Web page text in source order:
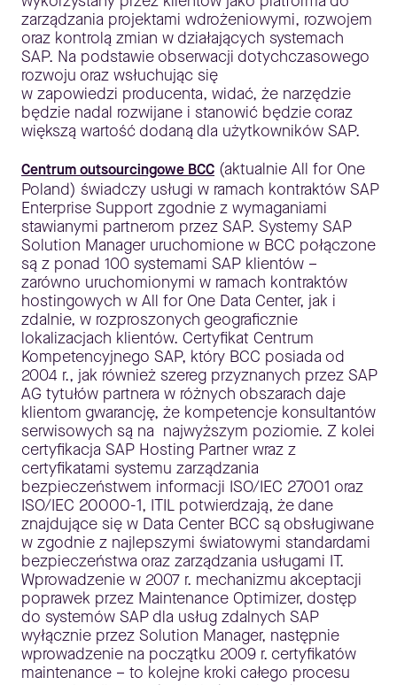
zarządzania projektami wdrożeniowymi, rozwojem
oraz kontrolą zmian w działających systemach
SAP. Na podstawie obserwacji dotychczasowego
rozwoju oraz wsłuchując się
w zapowiedzi producenta, widać, że narzędzie
będzie nadal rozwijane i stanowić będzie coraz
większą wartość dodaną dla użytkowników SAP.
Centrum outsourcingowe BCC (aktualnie All for One
Poland) świadczy usługi w ramach kontraktów SAP
Enterprise Support zgodnie z wymaganiami
stawianymi partnerom przez SAP. Systemy SAP
Solution Manager uruchomione w BCC połączone
są z ponad 100 systemami SAP klientów –
zarówno uruchomionymi w ramach kontraktów
hostingowych w All for One Data Center, jak i
zdalnie, w rozproszonych geograficznie
lokalizacjach klientów. Certyfikat Centrum
Kompetencyjnego SAP, który BCC posiada od
2004 r., jak również szereg przyznanych przez SAP
AG tytułów partnera w różnych obszarach daje
klientom gwarancję, że kompetencje konsultantów
serwisowych są na najwyższym poziomie. Z kolei
certyfikacja SAP Hosting Partner wraz z
certyfikatami systemu zarządzania
bezpieczeństwem informacji ISO/IEC 27001 oraz
ISO/IEC 20000-1, ITIL potwierdzają, że dane
znajdujące się w Data Center BCC są obsługiwane
w zgodnie z najlepszymi światowymi standardami
bezpieczeństwa oraz zarządzania usługami IT.
Wprowadzenie w 2007 r. mechanizmu akceptacji
poprawek przez Maintenance Optimizer, dostęp
do systemów SAP dla usług zdalnych SAP
wyłącznie przez Solution Manager, następnie
wprowadzenie na początku 2009 r. certyfikatów
maintenance – to kolejne kroki całego procesu